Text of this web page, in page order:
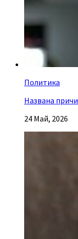
Политика
Названа
24 Май, 2026